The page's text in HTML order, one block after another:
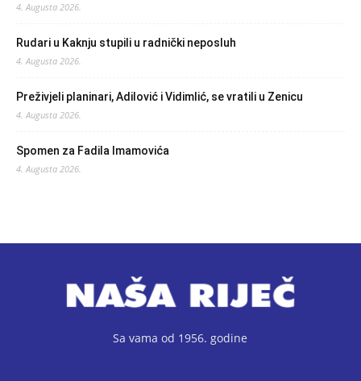
4. Augusta 2026.
Rudari u Kaknju stupili u radnički neposluh
4. Augusta 2026.
Preživjeli planinari, Adilović i Vidimlić, se vratili u Zenicu
4. Augusta 2026.
Spomen za Fadila Imamovića
4. Augusta 2026.
Sa vama od 1956. godine